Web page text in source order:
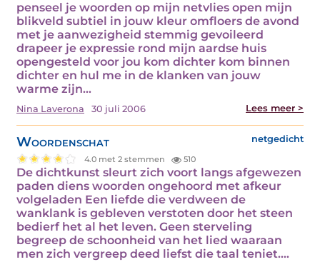
penseel je woorden op mijn netvlies open mijn
blikveld subtiel in jouw kleur omfloers de avond
met je aanwezigheid stemmig gevoileerd
drapeer je expressie rond mijn aardse huis
opengesteld voor jou kom dichter kom binnen
dichter en hul me in de klanken van jouw
warme zijn…
Nina Laverona 30 juli 2006 Lees meer >
Woordenschat netgedicht
4.0 met 2 stemmen 510
De dichtkunst sleurt zich voort langs afgewezen
paden diens woorden ongehoord met afkeur
volgeladen Een liefde die verdween de
wanklank is gebleven verstoten door het steen
bedierf het al het leven. Geen sterveling
begreep de schoonheid van het lied waaraan
men zich vergreep deed liefst die taal teniet.…